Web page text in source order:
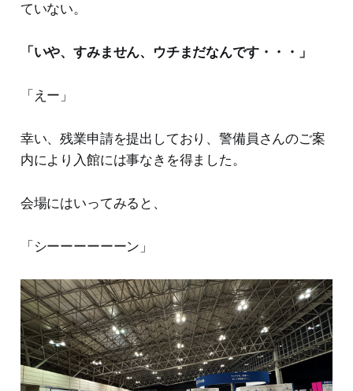
ていない。
「いや、すみません、ウチまだなんです・・・」
「えー」
幸い、残業申請を提出しており、警備員さんのご案
内により入館には事なきを得ました。
会場にはいってみると、
「シーーーーーーン」